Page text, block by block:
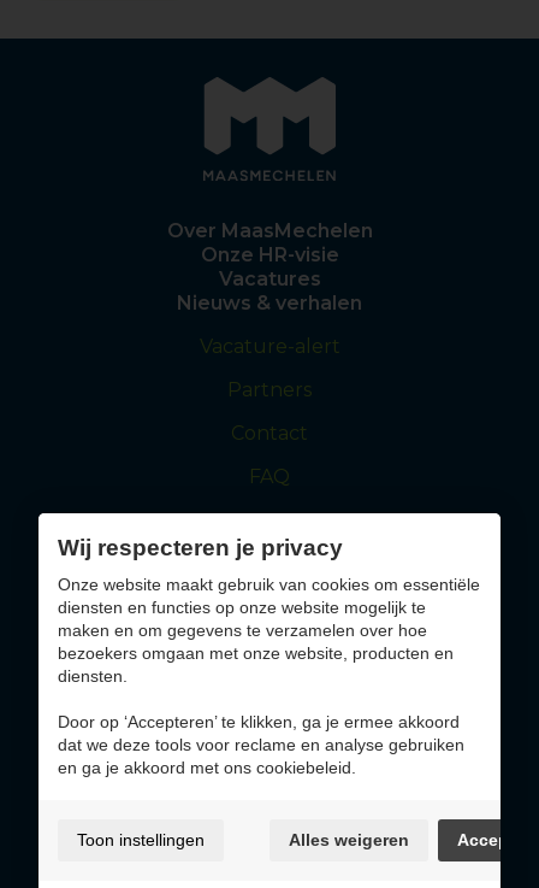
Over MaasMechelen
Onze HR-visie
Vacatures
Nieuws & verhalen
Vacature-alert
Partners
Contact
FAQ
maasmechelen.be
visitmaasmechelen.be
Solliciteer nu
passen?
Inschrijven
Wij respecteren je privacy
Onze website maakt gebruik van cookies om essentiële
diensten en functies op onze website mogelijk te
maken en om gegevens te verzamelen over hoe
bezoekers omgaan met onze website, producten en
diensten.
Door op ‘Accepteren’ te klikken, ga je ermee akkoord
dat we deze tools voor reclame en analyse gebruiken
en ga je akkoord met ons cookiebeleid.
Toon instellingen Alles weigeren